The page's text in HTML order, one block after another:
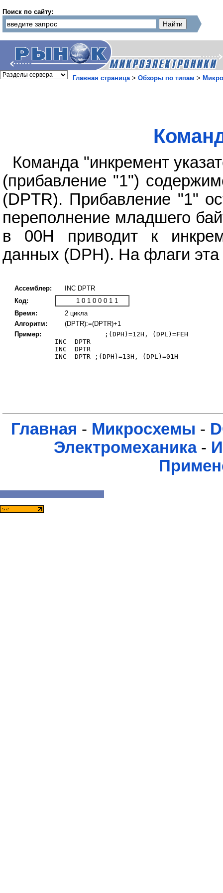
Поиск по сайту:
Главная страница> Обзоры по типам >
Команда "инкремент
(прибавление "1")
(DPTR). Прибавление "1"
переполнение младшего
в 00Н приводит к
данных (DPH). На флаги эта
Ассемблер:
INC DPTR
Код:
1 0 1 0 0 0 1 1
Время:
2 циклa
Алгоритм:
(DPTR):=(DPTR)+1
Пример:
          ;(DPH)=12H, (DPL)=FEH
INC  DPTR
INC  DPTR
INC  DPTR ;(DPH)=13H, (DPL)=01H
Главная - Микросхемы -
Электромеханика-